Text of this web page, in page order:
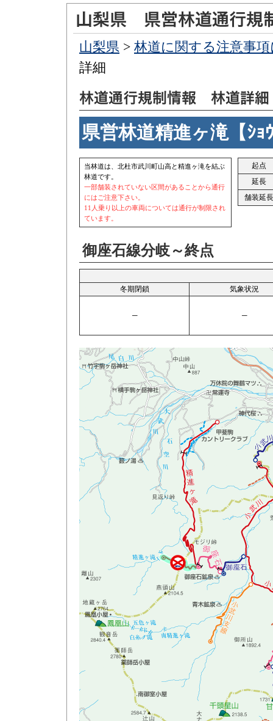
山梨県 > 林道に関する注意事
詳細
県営林道精進ヶ滝【ｼｮ
当林道は、北杜市武川町山高と精進ヶ滝を結ぶ
林道です。
一部舗装されていない区間があることから通行
にはご注意下さい。
11人乗り以上の車両については通行が制限され
ています。
起点
延長
舗装延長
御座石線分岐～終点
冬期閉鎖 気象状況
─ ─